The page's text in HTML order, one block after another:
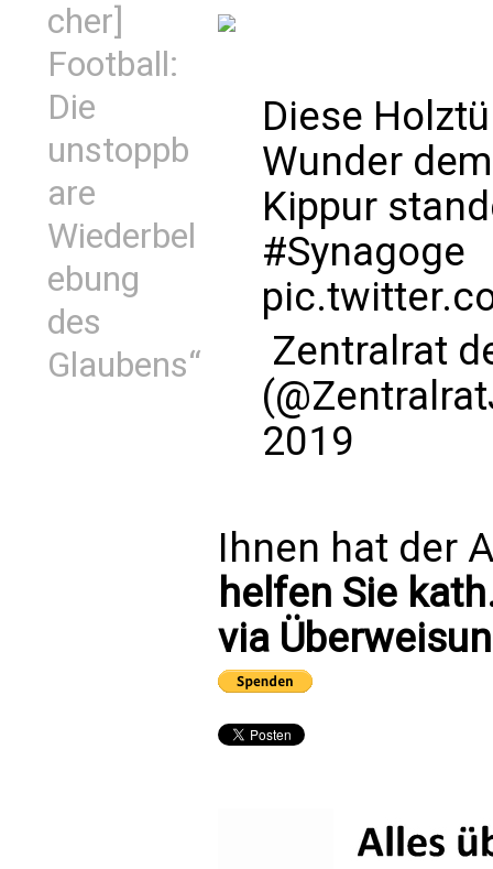
cher]
Football:
Die
unstoppb
are
Wiederbel
ebung
des
Glaubens“
Diese
Wunder
Kippur
#Synagoge
 Zentralrat
2019
Ihnen hat der
helfen Sie
via